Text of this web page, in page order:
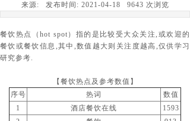
来源: 发布时间: 2021-04-18 9643 次浏览
餐饮热点（hot spot）指的是比较受大众关注,或欢迎的
餐饮或餐饮信息,其中,数值越大则关注度越高,仅供学习
研究参考.
【餐饮热点及参考数值 】
序号
热词
数值
1
酒店餐饮在线
1593